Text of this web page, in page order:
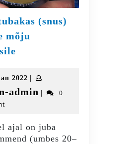
(snus)
mõju
Huuletubakas
selle
mõju
20224.
jaan
2022
|
admin roman-
|
0
ajal on juba
(umbes 20–